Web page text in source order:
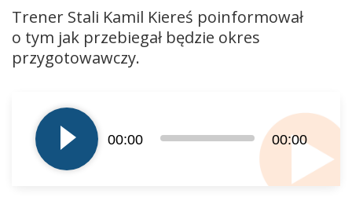
Trener Stali Kamil Kiereś poinformował
o tym jak przebiegał będzie okres
przygotowawczy.
plików
dźwiękowych
00:00 00:00